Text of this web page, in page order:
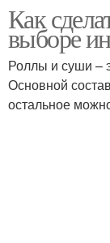
Как
выборе
Роллы и суши –
Основной
остальное